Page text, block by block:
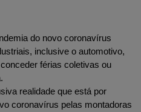
do novo coronavírus
inclusive o automotivo,
férias coletivas ou
realidade que está por
coronavírus pelas montadoras